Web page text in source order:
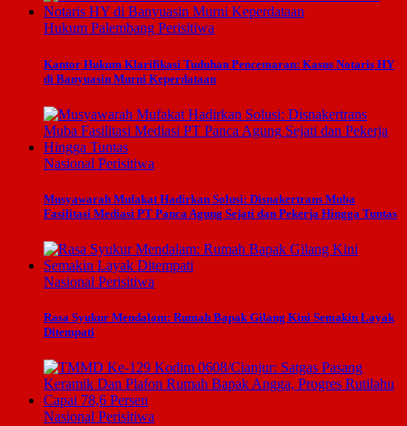
Hukum Palembang Perisitiwa
Kantor Hukum Klarifikasi Tuduhan Pencemaran: Kasus Notaris HY
di Banyuasin Murni Keperdataan
Nasional Perisitiwa
Musyawarah Mufakat Hadirkan Solusi: Disnakertrans Muba
Fasilitasi Mediasi PT Panca Agung Sejati dan Pekerja Hingga Tuntas
Nasional Perisitiwa
Rasa Syukur Mendalam: Rumah Bapak Gilang Kini Semakin Layak
Ditempati
Nasional Perisitiwa